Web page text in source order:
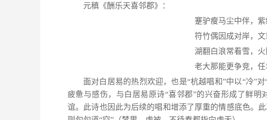
元稹《酬乐天喜邻郡》：
蹇驴瘦马尘中伴，紫
符竹偶因成对岸，文
湖翻白浪常看雪，火
老大那能更争竞，任
面对白居易的热烈欢迎，也是“杭越唱和”中以“冷”
疲惫与感伤，与白居易原诗“喜邻郡”的兴奋形成了鲜
谊。此诗也因此为后续的唱和增添了厚重的情感底色。